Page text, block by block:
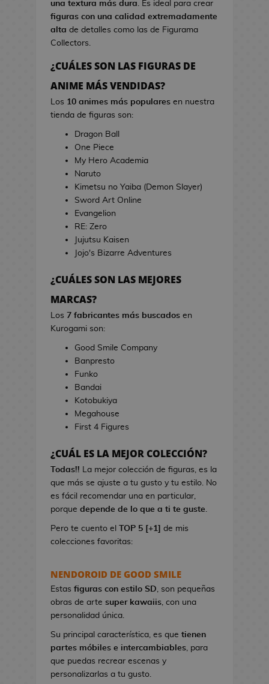
T
a
l
l
a
i
n
J
r
s
d
C
i
B
o
s
d
e
C
i
s
d
e
i
e
o
j
e
g
o
E
s
t
u
c
e
i
d
j
u
e
o
s
L
i
r
e
a
s
d
e
i
d
e
o
una textura más dura. Es ideal para crear
figuras con una calidad extremadamente
alta de detalles como las de Figurama
Collectors.
¿CUÁLES SON LAS FIGURAS DE
ANIME MÁS VENDIDAS?
Los 10 animes más populares en nuestra
tienda de figuras son:
Dragon Ball
One Piece
My Hero Academia
Naruto
Kimetsu no Yaiba (Demon Slayer)
Sword Art Online
Evangelion
RE: Zero
Jujutsu Kaisen
Jojo's Bizarre Adventures
¿CUÁLES SON LAS MEJORES
MARCAS?
Los 7 fabricantes más buscados en
Kurogami son:
Good Smile Company
Banpresto
Funko
Bandai
Kotobukiya
Megahouse
First 4 Figures
¿CUÁL ES LA MEJOR COLECCIÓN?
Todas!! La mejor colección de figuras, es la
que más se ajuste a tu gusto y tu estilo. No
es fácil recomendar una en particular,
porque depende de lo que a ti te guste.
Pero te cuento el TOP 5 [+1]
de mis
colecciones favoritas:
NENDOROID DE GOOD SMILE
Estas figuras con estilo SD, son pequeñas
obras de arte super kawaiis, con una
personalidad única.
Su principal característica, es que tienen
partes móbiles e intercambiables, para
que puedas recrear escenas y
personalizarlas a tu gusto.